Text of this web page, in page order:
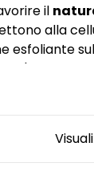
il
alla
esfoliante
con segni
tattile di